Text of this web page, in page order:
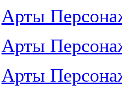
Арты
Арты
Арты